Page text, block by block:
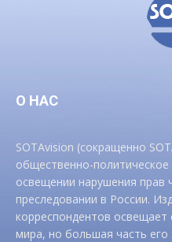
О НАС
SOTAvision (сокращенно
общественно-
освещении нарушения прав
преследовании в России.
корреспондентов освещает
мира, но большая часть